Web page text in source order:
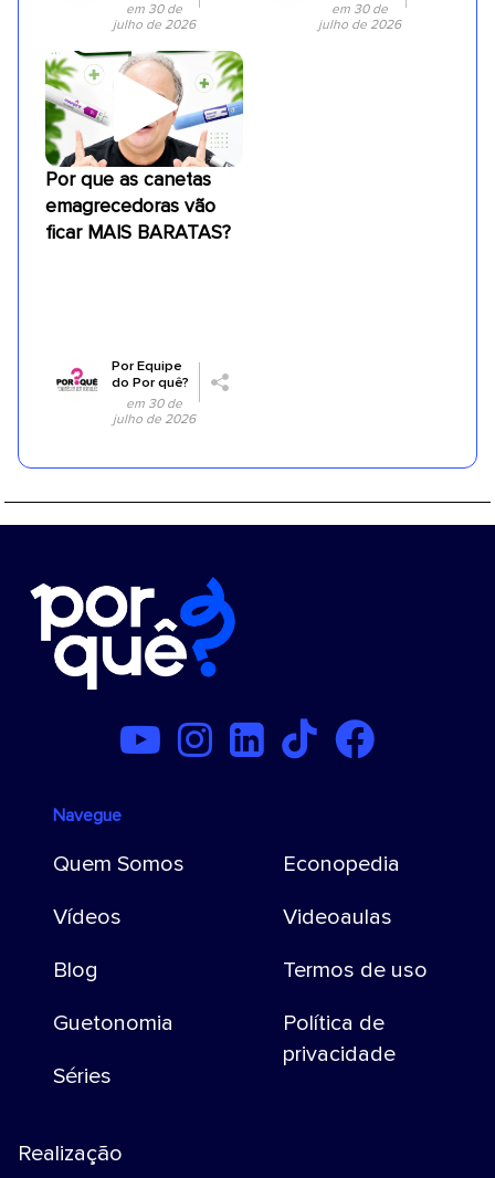
em 30 de
julho de 2026
em 30 de
julho de 2026
Por que as canetas
emagrecedoras vão
ficar MAIS BARATAS?
PorEquipe
do Por quê?
em 30 de
julho de 2026
Navegue
Quem Somos
Vídeos
Blog
Guetonomia
Séries
Econopedia
Videoaulas
Termos de uso
Política de
privacidade
Realização